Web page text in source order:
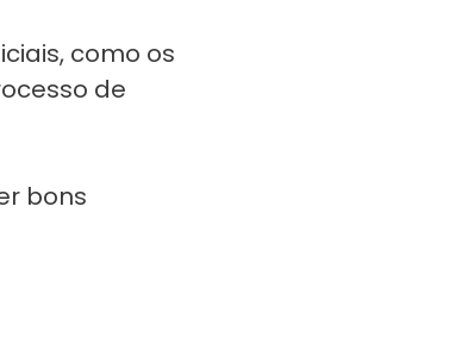
como os
de
bons